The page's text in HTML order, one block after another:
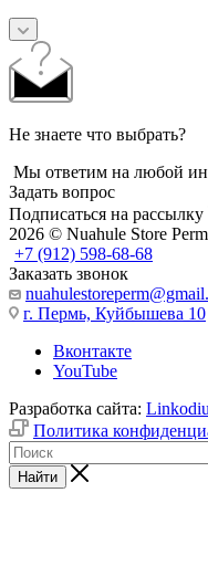
Не знаете что выбрать?
Мы ответим на любой
Задать вопрос
Подписаться на рассылку
2026 © Nuahule Store Perm
+7 (912) 598-68-68
Заказать звонок
г. Пермь, Куйбышева 10
Вконтакте
YouTube
Разработка сайта:
Политика
Найти